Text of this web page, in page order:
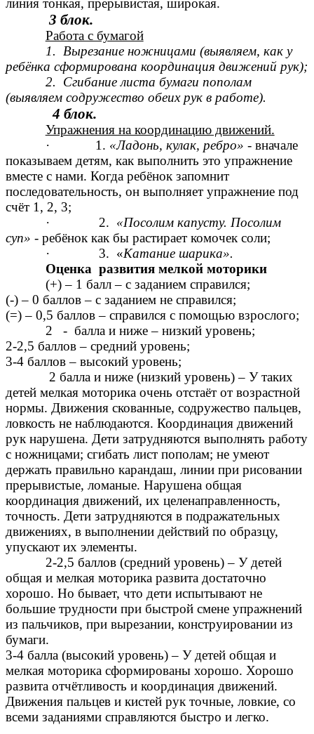
линия тонкая, прерывистая, широкая.
3 блок.
Работа с бумагой
1. Вырезание ножницами (выявляем, как у
ребёнка сформирована координация движений рук);
2. Сгибание листа бумаги пополам
(выявляем содружество обеих рук в работе).
4 блок.
Упражнения на координацию движений.
· 1. «Ладонь, кулак, ребро» - вначале
показываем детям, как выполнить это упражнение
вместе с нами. Когда ребёнок запомнит
последовательность, он выполняет упражнение под
счёт 1, 2, 3;
· 2. «Посолим капусту. Посолим
суп» - ребёнок как бы растирает комочек соли;
· 3. «Катание шарика».
Оценка развития мелкой моторики
(+) – 1 балл – с заданием справился;
(-) – 0 баллов – с заданием не справился;
(=) – 0,5 баллов – справился с помощью взрослого;
2 - балла и ниже – низкий уровень;
2-2,5 баллов – средний уровень;
3-4 баллов – высокий уровень;
2 балла и ниже (низкий уровень) – У таких
детей мелкая моторика очень отстаёт от возрастной
нормы. Движения скованные, содружество пальцев,
ловкость не наблюдаются. Координация движений
рук нарушена. Дети затрудняются выполнять работу
с ножницами; сгибать лист пополам; не умеют
держать правильно карандаш, линии при рисовании
прерывистые, ломаные. Нарушена общая
координация движений, их целенаправленность,
точность. Дети затрудняются в подражательных
движениях, в выполнении действий по образцу,
упускают их элементы.
2-2,5 баллов (средний уровень) – У детей
общая и мелкая моторика развита достаточно
хорошо. Но бывает, что дети испытывают не
большие трудности при быстрой смене упражнений
из пальчиков, при вырезании, конструировании из
бумаги.
3-4 балла (высокий уровень) – У детей общая и
мелкая моторика сформированы хорошо. Хорошо
развита отчётливость и координация движений.
Движения пальцев и кистей рук точные, ловкие, со
всеми заданиями справляются быстро и легко.